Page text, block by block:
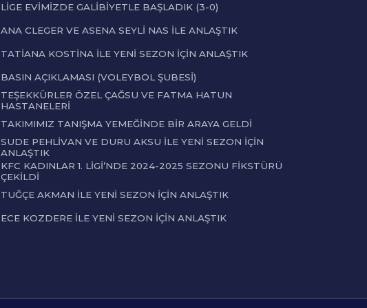
LİGE EVİMİZDE GALİBİYETLE BAŞLADIK (3-0)
ANA CLEGER VE ASENA SEYLİ NAS İLE ANLAŞTIK
TATİANA KOSTİNA İLE YENİ SEZON İÇİN ANLAŞTIK
BASIN AÇIKLAMASI (VOLEYBOL ŞUBESİ)
TEŞEKKÜRLER ÖZEL ÇAĞSU VE FATMA HATUN
HASTANELERİ
TAKIMIMIZ TANIŞMA YEMEĞİNDE BİR ARAYA GELDİ
SUDE PEHLİVAN VE DURU AKSU İLE YENİ SEZON İÇİN
ANLAŞTIK
KFC KADINLAR 1. LİGİ’NDE 2024-2025 SEZONU FİKSTÜRÜ
ÇEKİLDİ
TUĞÇE AKMAN İLE YENİ SEZON İÇİN ANLAŞTIK
ECE KOZDERE İLE YENİ SEZON İÇİN ANLAŞTIK